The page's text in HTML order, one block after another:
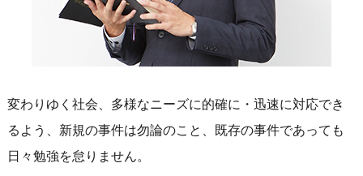
変わりゆく社会、多様なニーズに的確に・迅速に対応でき
るよう、新規の事件は勿論のこと、既存の事件であっても
日々勉強を怠りません。